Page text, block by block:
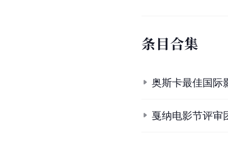
条目合集
奥斯卡最佳国际
戛纳电影节评审